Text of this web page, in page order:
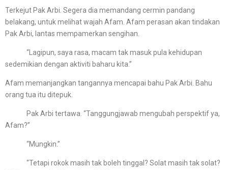
Terkejut Pak Arbi. Segera dia memandang cermin pandang
belakang, untuk melihat wajah Afam. Afam perasan akan tindakan
Pak Arbi, lantas mempamerkan sengihan.
“Lagipun, saya rasa, macam tak masuk pula kehidupan
sedemikian dengan aktiviti baharu kita.”
Afam memanjangkan tangannya mencapai bahu Pak Arbi. Bahu
orang tua itu ditepuk.
Pak Arbi tertawa. “Tanggungjawab mengubah perspektif ya,
Afam?”
“Mungkin.”
“Tetapi rokok masih tak boleh tinggal? Solat masih tak solat?